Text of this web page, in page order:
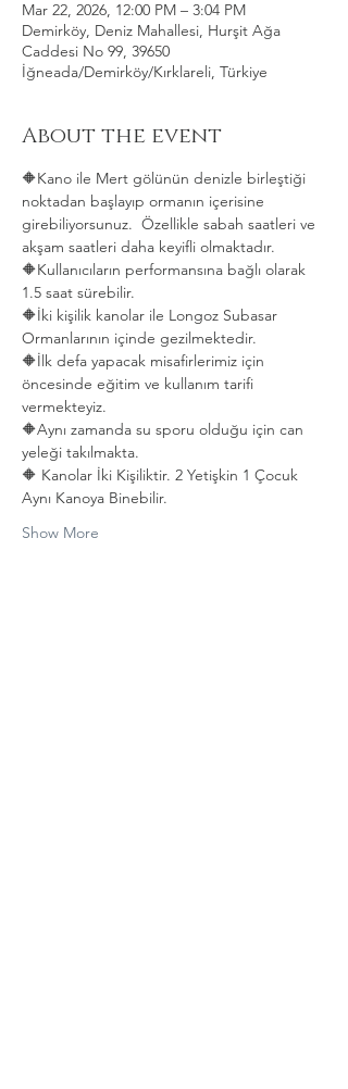
Mar 22, 2026, 12:00 PM – 3:04 PM
Demirköy, Deniz Mahallesi, Hurşit Ağa
Caddesi No 99, 39650
İğneada/Demirköy/Kırklareli, Türkiye
About the event
🔶Kano ile Mert gölünün denizle birleştiği
noktadan başlayıp ormanın içerisine
girebiliyorsunuz.  Özellikle sabah saatleri ve
akşam saatleri daha keyifli olmaktadır.
🔶Kullanıcıların performansına bağlı olarak
1.5 saat sürebilir.
🔶İki kişilik kanolar ile Longoz Subasar
Ormanlarının içinde gezilmektedir.
🔶İlk defa yapacak misafirlerimiz için
öncesinde eğitim ve kullanım tarifi
vermekteyiz.
🔶Aynı zamanda su sporu olduğu için can
yeleği takılmakta.
🔶 Kanolar İki Kişiliktir. 2 Yetişkin 1 Çocuk
Aynı Kanoya Binebilir.
Show More